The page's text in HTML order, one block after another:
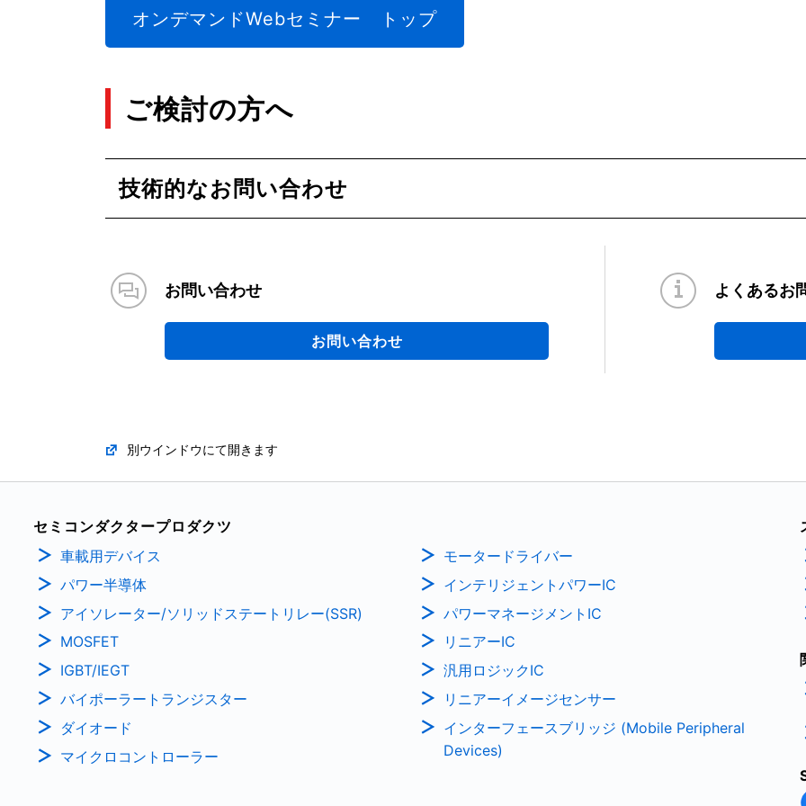
オンデマンドWebセミナー トップ
ご検討の方へ
技術的なお問い合わせ
お問い合わせ
お問い合わせ
よくあるお
別ウインドウにて開きます
セミコンダクタープロダクツ
車載用デバイス
パワー半導体
アイソレーター/ソリッドステートリレー(SSR)
MOSFET
IGBT/IEGT
バイポーラートランジスター
ダイオード
マイクロコントローラー
モータードライバー
インテリジェントパワーIC
パワーマネージメントIC
リニアーIC
汎用ロジックIC
リニアーイメージセンサー
インターフェースブリッジ (Mobile Peripheral
Devices)